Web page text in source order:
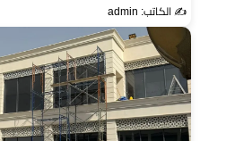
✍️ الكاتب: admin